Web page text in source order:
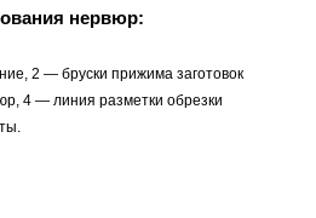
нервюр:
2 — бруски прижима заготовок
4 — линия разметки обрезки